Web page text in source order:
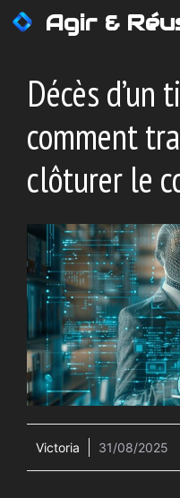
Aller
au
Agir &
Décès
comment
clôturer le
Victoria 31/08/2025